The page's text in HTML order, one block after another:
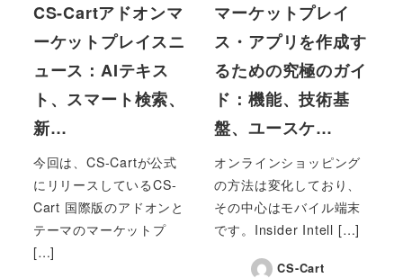
CS-Cartアドオンマ
ーケットプレイスニ
ュース：AIテキス
ト、スマート検索、
新…
今回は、CS-Cartが公式
にリリースしているCS-
Cart 国際版のアドオンと
テーマのマーケットプ
[…]
マーケットプレイ
ス・アプリを作成す
るための究極のガイ
ド：機能、技術基
盤、ユースケ…
オンラインショッピング
の方法は変化しており、
その中心はモバイル端末
です。Insider Intell […]
CS-Cart